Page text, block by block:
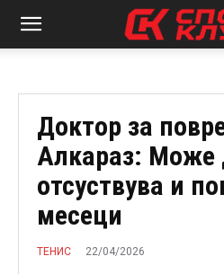
Доктор за
Алкараз: Mоже
отсуствува и
месеци
ТЕНИС 22/04/2026